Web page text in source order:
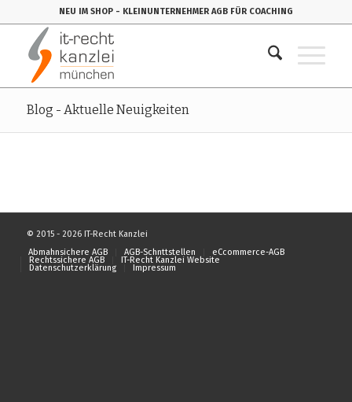
NEU IM SHOP - KLEINUNTERNEHMER AGB FÜR COACHING
Blog - Aktuelle Neuigkeiten
© 2015 - 2026 IT-Recht Kanzlei
Abmahnsichere AGB
AGB-Schnttstellen eCcommerce-AGB
Rechtssichere AGB IT-Recht Kanzlei Website
Datenschutzerklärung Impressum